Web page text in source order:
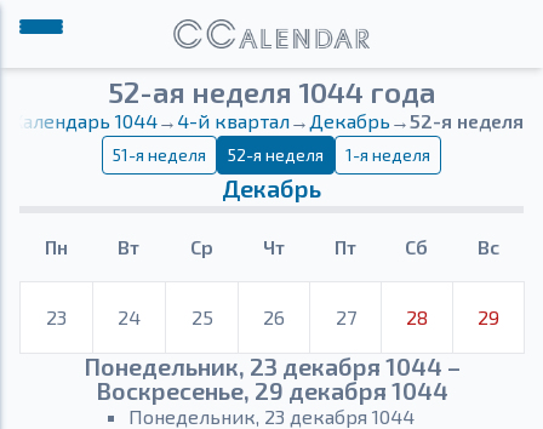
52-ая неделя 1044 года
Календарь 1044→ 4-й квартал→ Декабрь →52-я неделя
51-я неделя 52-я неделя 1-я неделя
Декабрь
Пн Вт Ср Чт Пт Сб Вс
23 24 25 26 27 28 29
Понедельник, 23 декабря 1044 –
Воскресенье, 29 декабря 1044
Понедельник, 23 декабря 1044